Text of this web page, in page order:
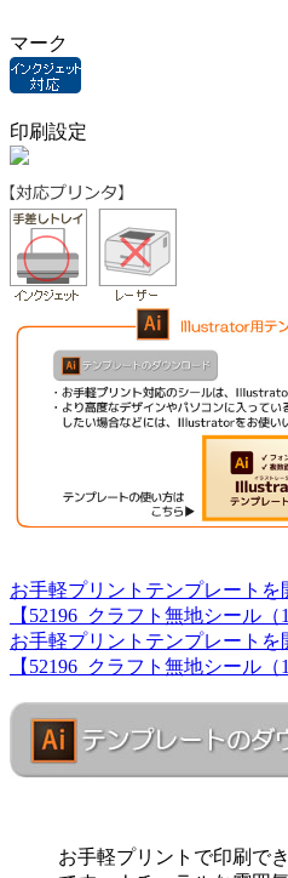
マーク
印刷設定
お手軽プリントテンプレートを
【52196_クラフト無地シール（
お手軽プリントテンプレートを
【52196_クラフト無地シール（
お手軽プリントで印刷で